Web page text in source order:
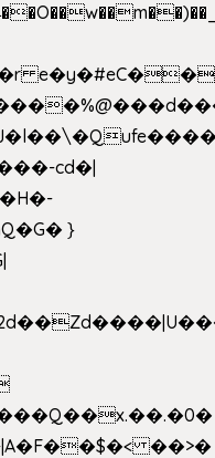
cd�|
}
|A�F��$�< ��>�